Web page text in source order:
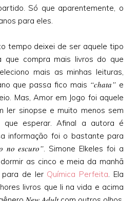
Só que aparentemente, o
para eles.
tempo deixei de ser aquele tipo
que compra mais livros do que
mais as minhas leituras,
que passa fico mais “chata” e
Mas, Amor em Jogo foi aquele
ler sinopse e muito menos sem
esperar. Afinal a autora é
informação foi o bastante para
no escuro”. Simone Elkeles foi a
as cinco e meia da manhã
para de ler Química Perfeita. Ela
livros que li na vida e acima